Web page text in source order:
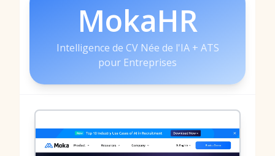
MokaHR
Intelligence de CV Née de l'IA + ATS
pour Entreprises